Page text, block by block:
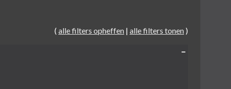
( alle filters opheffen | alle filters tonen )